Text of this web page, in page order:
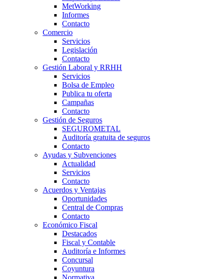
MetWorking
Informes
Contacto
Comercio
Servicios
Legislación
Contacto
Gestión Laboral y RRHH
Servicios
Bolsa de Empleo
Publica tu oferta
Campañas
Contacto
Gestión de Seguros
SEGUROMETAL
Auditoría gratuita de seguros
Contacto
Ayudas y Subvenciones
Actualidad
Servicios
Contacto
Acuerdos y Ventajas
Oportunidades
Central de Compras
Contacto
Económico Fiscal
Destacados
Fiscal y Contable
Auditoría e Informes
Concursal
Coyuntura
Normativa